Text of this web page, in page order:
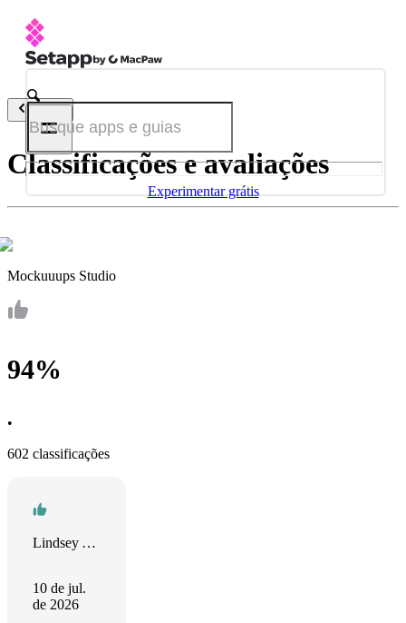
Experimentar grátis
Voltar
Classificações e avaliações
Mockuuups Studio
94%
•
602 classificações
Lindsey Yadon
10 de jul.
de 2026